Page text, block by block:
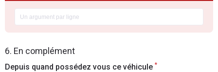
6. En complément
Depuis quand possédez vous ce véhicule *